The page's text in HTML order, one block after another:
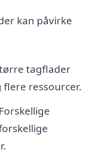
kan påvirke
tagflader
ressourcer.
Forskellige